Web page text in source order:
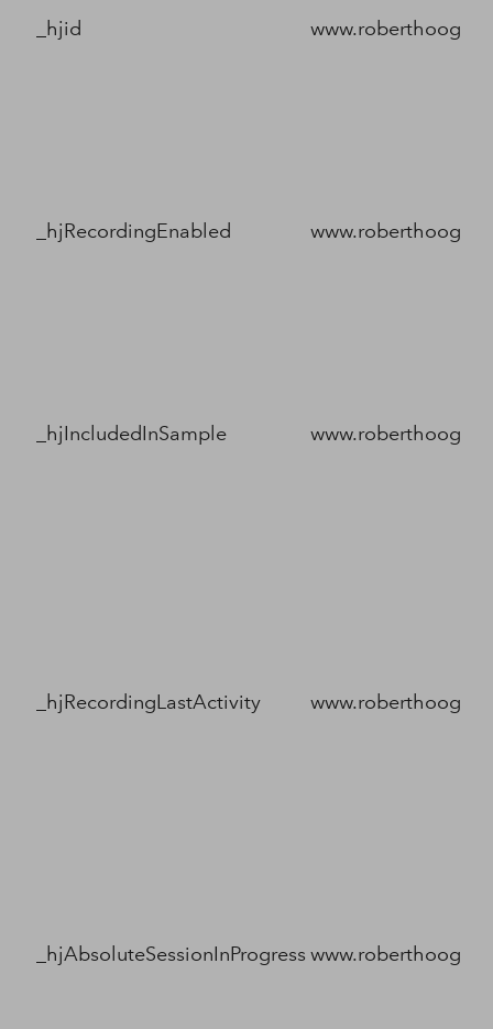
_hjid
_hjRecordingEnabled
_hjIncludedInSample
_hjRecordingLastActivity
_hjAbsoluteSessionInProgress